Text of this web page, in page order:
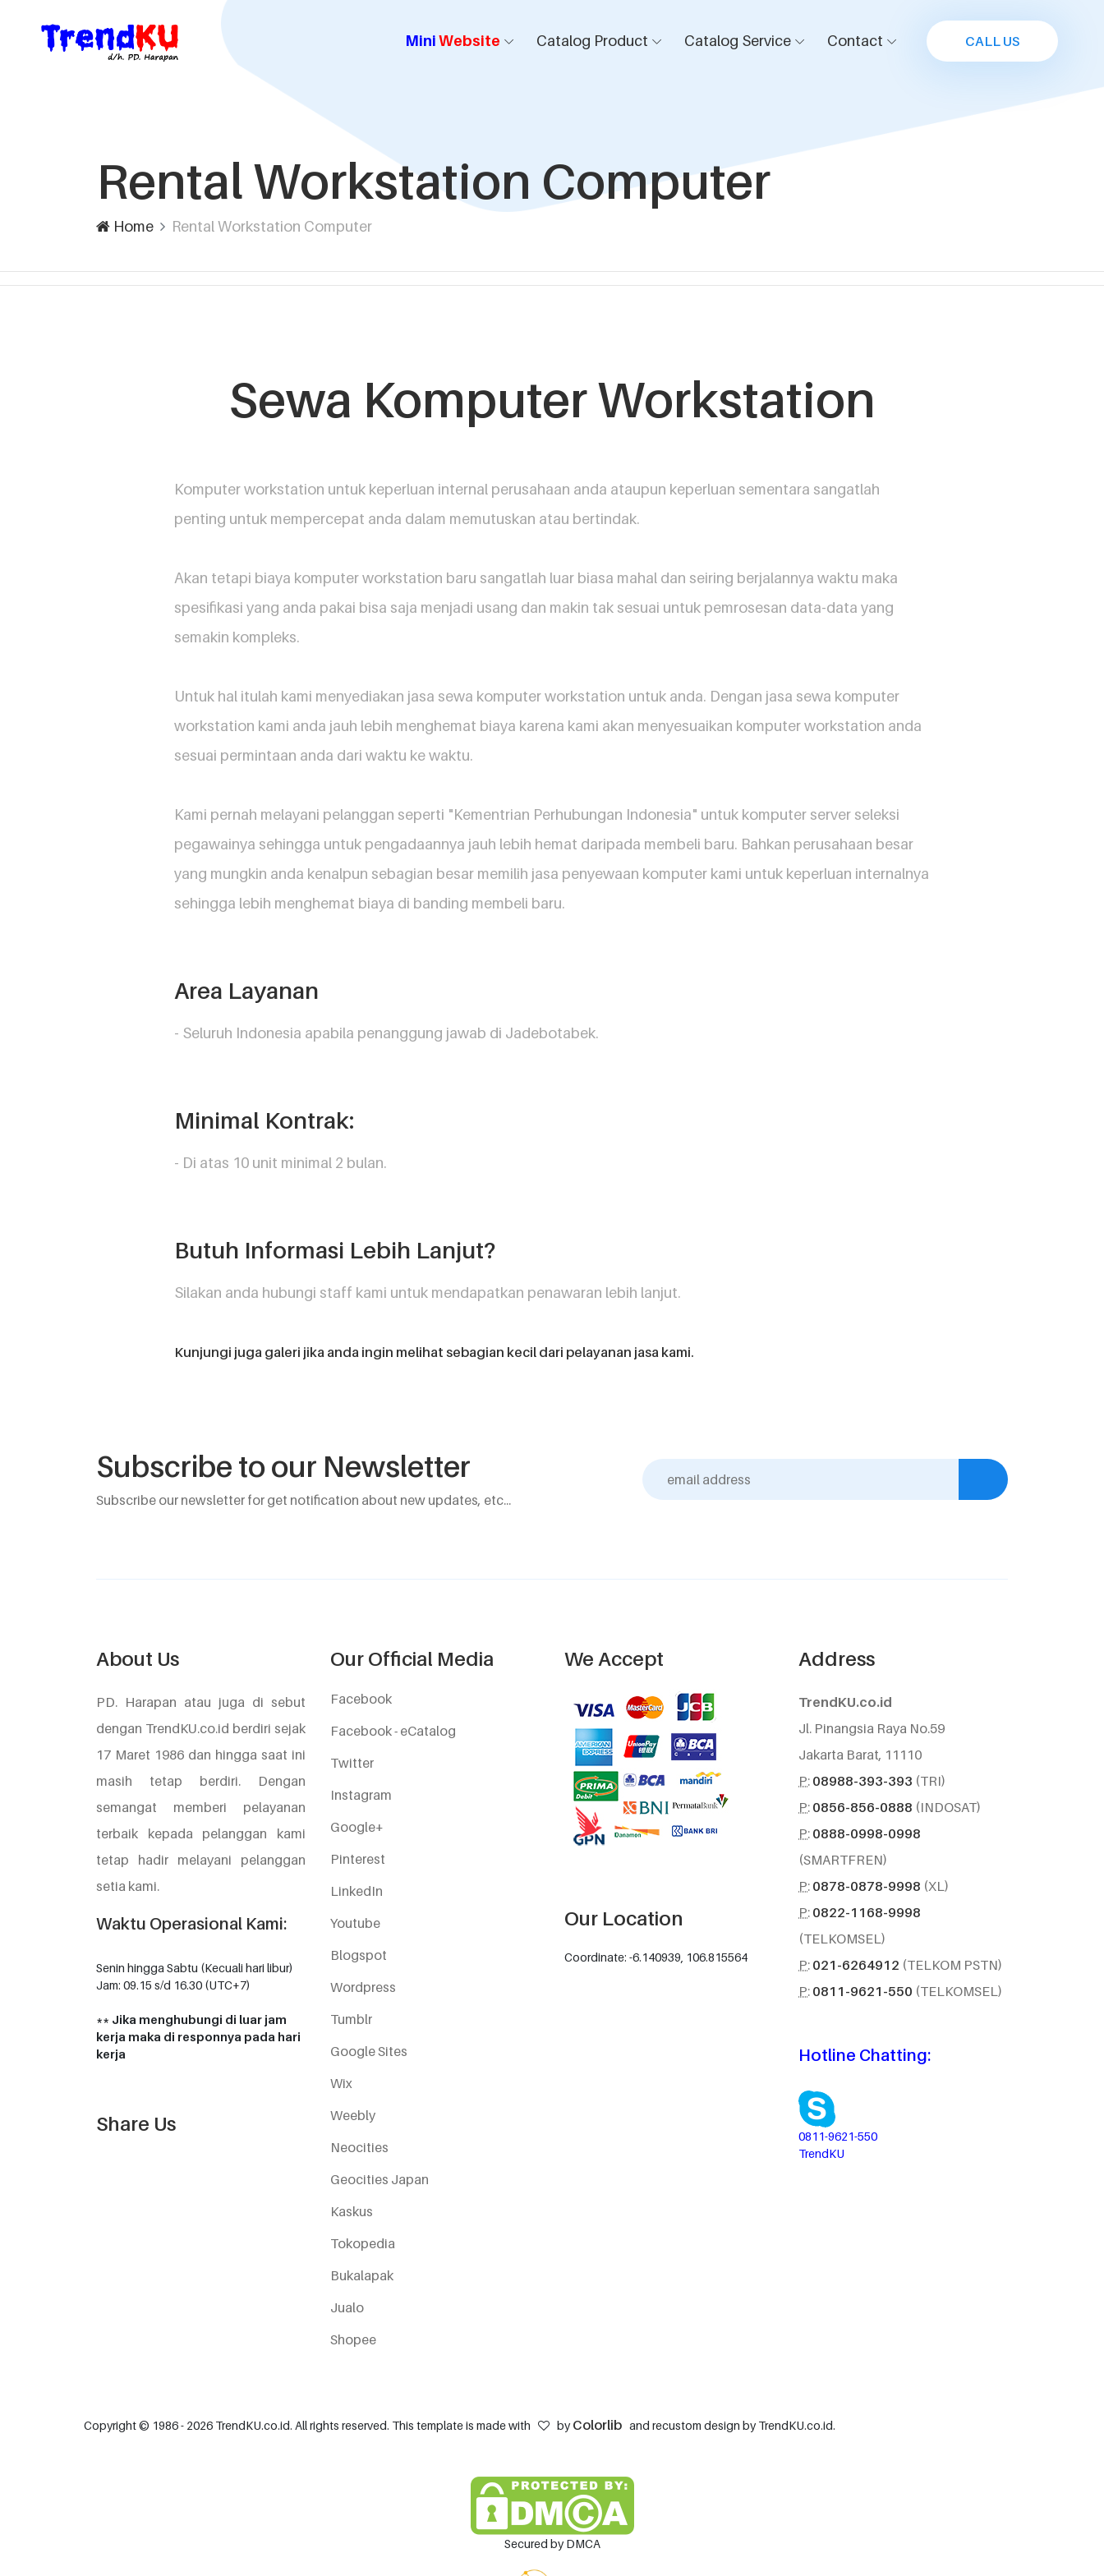
MiniWebsite Catalog Product Catalog Service Contact CALL US
Rental Workstation Computer
Home Rental Workstation Computer
Sewa Komputer Workstation
Komputer workstation untuk keperluan internal perusahaan anda ataupun keperluan sementara sangatlah
penting untuk mempercepat anda dalam memutuskan atau bertindak.
Akan tetapi biaya komputer workstation baru sangatlah luar biasa mahal dan seiring berjalannya waktu maka
spesifikasi yang anda pakai bisa saja menjadi usang dan makin tak sesuai untuk pemrosesan data-data yang
semakin kompleks.
Untuk hal itulah kami menyediakan jasa sewa komputer workstation untuk anda. Dengan jasa sewa komputer
workstation kami anda jauh lebih menghemat biaya karena kami akan menyesuaikan komputer workstation anda
sesuai permintaan anda dari waktu ke waktu.
Kami pernah melayani pelanggan seperti "Kementrian Perhubungan Indonesia" untuk komputer server seleksi
pegawainya sehingga untuk pengadaannya jauh lebih hemat daripada membeli baru. Bahkan perusahaan besar
yang mungkin anda kenalpun sebagian besar memilih jasa penyewaan komputer kami untuk keperluan internalnya
sehingga lebih menghemat biaya di banding membeli baru.
Area Layanan
- Seluruh Indonesia apabila penanggung jawab di Jadebotabek.
Minimal Kontrak:
- Di atas 10 unit minimal 2 bulan.
Butuh Informasi Lebih Lanjut?
Silakan anda hubungi staff kami untuk mendapatkan penawaran lebih lanjut.
Kunjungi juga galeri jika anda ingin melihat sebagian kecil dari pelayanan jasa kami.
Subscribe to our Newsletter
Subscribe our newsletter for get notification about new updates, etc...
About Us
PD. Harapan atau juga di sebut
dengan TrendKU.co.id berdiri sejak
17 Maret 1986 dan hingga saat ini
masih tetap berdiri. Dengan
semangat memberi pelayanan
terbaik kepada pelanggan kami
tetap hadir melayani pelanggan
setia kami.
Waktu Operasional Kami:
Senin hingga Sabtu (Kecuali hari libur)
Jam: 09.15 s/d 16.30 (UTC+7)
** Jika menghubungi di luar jam
kerja maka di responnya pada hari
kerja
Share Us
Our Official Media
Facebook
Facebook - eCatalog
Twitter
Instagram
Google+
Pinterest
LinkedIn
Youtube
Blogspot
Wordpress
Tumblr
Google Sites
Wix
Weebly
Neocities
Geocities Japan
Kaskus
Tokopedia
Bukalapak
Jualo
Shopee
We Accept
Our Location
Coordinate: -6.140939, 106.815564
Address
TrendKU.co.id
Jl. Pinangsia Raya No.59
Jakarta Barat, 11110
P: 08988-393-393 (TRI)
P: 0856-856-0888 (INDOSAT)
P: 0888-0998-0998
(SMARTFREN)
P: 0878-0878-9998 (XL)
P: 0822-1168-9998
(TELKOMSEL)
P: 021-6264912 (TELKOM PSTN)
P: 0811-9621-550 (TELKOMSEL)
Hotline Chatting:
0811-9621-550
TrendKU
Copyright © 1986 - 2026 TrendKU.co.id. All rights reserved. This template is made with by Colorlib and recustom design by TrendKU.co.id.
Secured by DMCA